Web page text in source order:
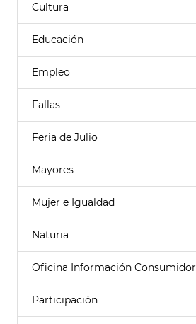
Cultura
Educación
Empleo
Fallas
Feria de Julio
Mayores
Mujer e Igualdad
Naturia
Oficina Información Consumidor
Participación